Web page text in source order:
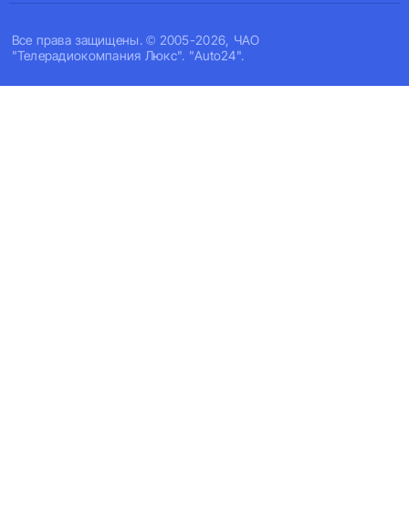
Все права защищены. © 2005-2026, ЧАО
"Телерадиокомпания Люкс". "Auto24".